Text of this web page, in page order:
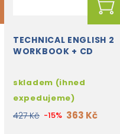
TECHNICAL ENGLISH 2
WORKBOOK + CD
skladem (ihned
expedujeme)
427 Kč -15% 363 Kč